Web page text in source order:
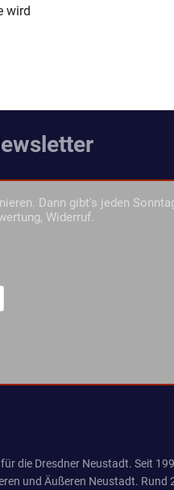
wird
Dann gibt's jeden
Widerruf.
die Dresdner Neustadt. Seit
und Äußeren Neustadt.